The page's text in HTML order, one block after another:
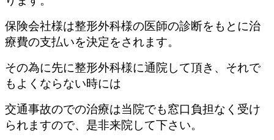
保険会社様は整形外科様の医師の診断をもとに治
療費の支払いを決定をされます。
その為に先に整形外科様に通院して頂き、それで
もよくならない時には
交通事故のでの治療は当院でも窓口負担なく受け
られますので、是非来院して下さい。